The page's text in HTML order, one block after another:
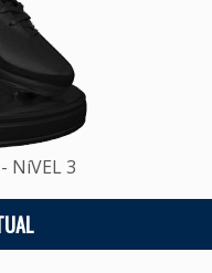
NíVEL 3